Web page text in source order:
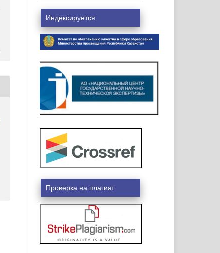
Индексируется
Проверка на плагиат